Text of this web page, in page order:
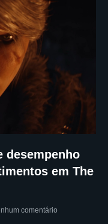
desempenho
em The
comentário